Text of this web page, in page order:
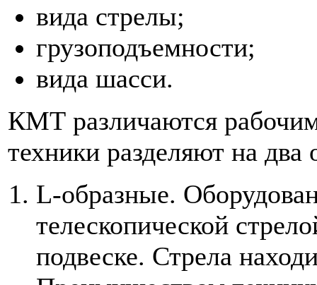
вида стрелы;
грузоподъемности;
вида шасси.
КМТ различаются
техники разделяют на
L-образные.
телескопической
подвеске. Стрела